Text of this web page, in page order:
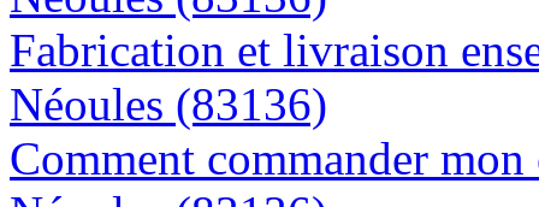
Fabrication et livraison
Néoules (83136)
Comment commander